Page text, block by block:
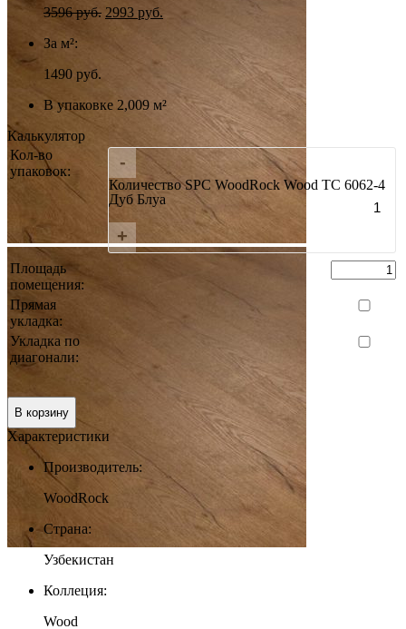
3596руб. 2993 руб.
За м²:
1490 руб.
В упаковке 2,009 м²
Калькулятор
Кол-во
упаковок:
-
Количество SPC WoodRock Wood ТС 6062-4
Дуб Блуа
+
Площадь
помещения:
Прямая
укладка:
Укладка по
диагонали:
В корзину
Характеристики
Производитель:
WoodRock
Страна:
Узбекистан
Коллеция:
Wood